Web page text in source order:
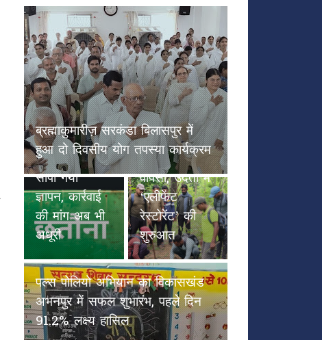
छतौना --सड़क सुरक्षा जैसे गंभीर मुद्दे
पर कलेक्टर रायपुर एवं NHAI को
सौंपा गया ज्ञापन, कार्रवाई की मांग अब
भी अधूरी
हाथियों के
कदमों से
हरियाली की
वापसी, उदंती में
‘एलीफेंट
रेस्टोरेंट’ की
शुरुआत
पल्स पोलियो
अभियान का
विकासखंड
अभनपुर में
सफल शुभारंभ,
पहले दिन
91.2% लक्ष्य
हासिल
अच्छाईयों की अपनी ओरिजिनल स्टेट
में वापस आएँ (भाग 2)